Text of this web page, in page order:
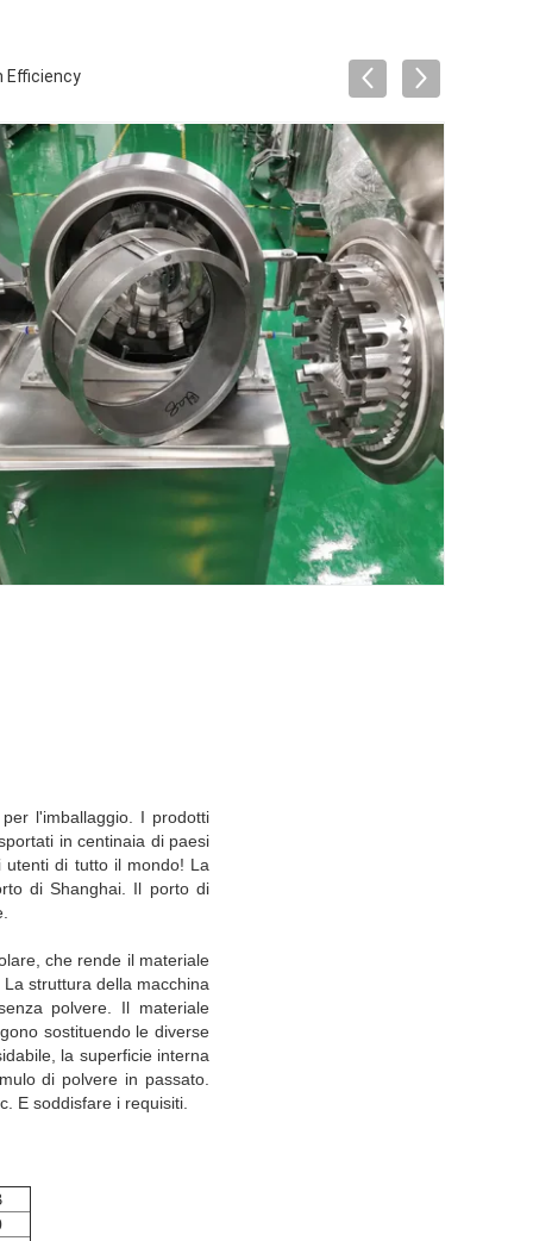
Efficiency
l'imballaggio. I prodotti
in centinaia di paesi
utenti di tutto il mondo! La
di Shanghai. Il porto di
che rende il materiale
struttura della macchina
polvere. Il materiale
sostituendo le diverse
la superficie interna
di polvere in passato.
E soddisfare i requisiti.